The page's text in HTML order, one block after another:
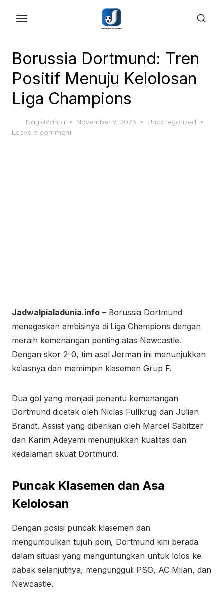
Borussia Dortmund: Tren
Positif Menuju Kelolosan
Liga Champions
NaylaZahra
Posted
November 9, 2023
Uncategorized
Leave a comment
Jadwalpialadunia.info – Borussia Dortmund
menegaskan ambisinya di Liga Champions dengan
meraih kemenangan penting atas Newcastle.
Dengan skor 2-0, tim asal Jerman ini menunjukkan
kelasnya dan memimpin klasemen Grup F.
Dua gol yang menjadi penentu kemenangan
Dortmund dicetak oleh Niclas Fullkrug dan Julian
Brandt. Assist yang diberikan oleh Marcel Sabitzer
dan Karim Adeyemi menunjukkan kualitas dan
kedalaman skuat Dortmund.
Puncak Klasemen dan Asa
Kelolosan
Dengan posisi puncak klasemen dan
mengumpulkan tujuh poin, Dortmund kini berada
dalam situasi yang menguntungkan untuk lolos ke
babak selanjutnya, mengungguli PSG, AC Milan, dan
Newcastle.